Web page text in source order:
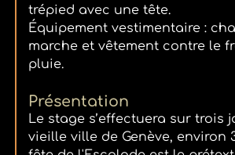
trépied avec une tête.
Équipement vestimentaire :
marche et vêtement contre le
pluie.
Présentation
Le stage s’effectuera sur trois
vieille ville de Genève, environ